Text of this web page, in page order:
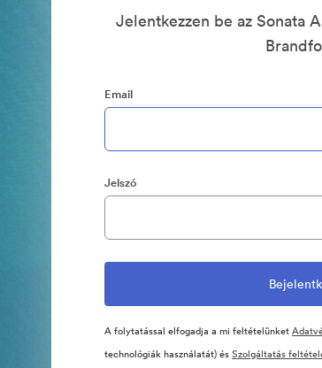
Jelentkezzen be az Sonata
Email
Jelszó
A folytatással elfogadja a mi feltételünket
technológiák használatát) ésSzolgáltatás